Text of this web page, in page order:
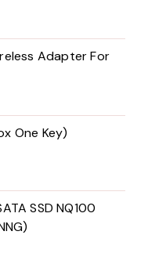
Adapter For
One Key)
SSD NQ100